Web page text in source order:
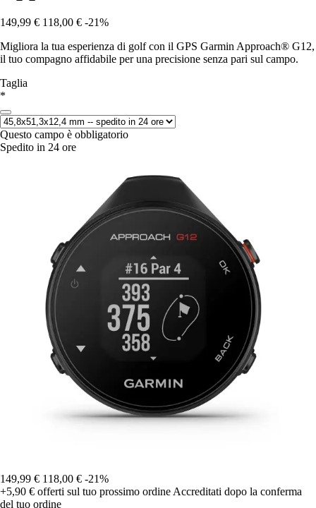
149,99 € 118,00 € -21%
Migliora la tua esperienza di golf con il GPS Garmin Approach® G12,
il tuo compagno affidabile per una precisione senza pari sul campo.
Taglia
*
Questo campo è obbligatorio
Spedito in 24 ore
149,99 € 118,00 € -21%
+5,90 € offerti sul tuo prossimo ordine Accreditati dopo la conferma
del tuo ordine